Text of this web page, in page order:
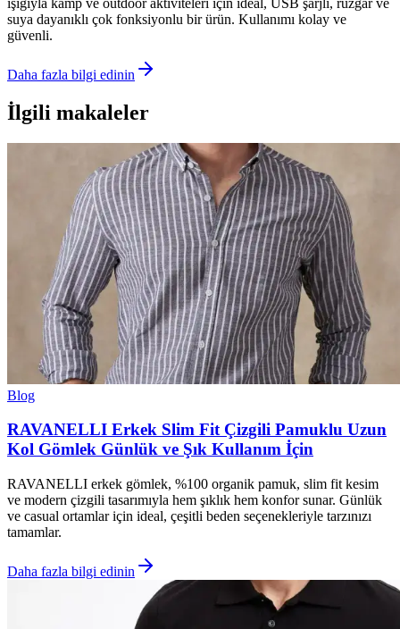
suya dayanıklı çok fonksiyonlu bir ürün. Kullanımı kolay ve
güvenli.
Daha fazla bilgi edinin
İlgili makaleler
Blog
RAVANELLI Erkek Slim Fit Çizgili Pamuklu Uzun
Kol Gömlek Günlük ve Şık Kullanım İçin
RAVANELLI erkek gömlek, %100 organik pamuk, slim fit kesim
ve modern çizgili tasarımıyla hem şıklık hem konfor sunar. Günlük
ve casual ortamlar için ideal, çeşitli beden seçenekleriyle tarzınızı
tamamlar.
Daha fazla bilgi edinin